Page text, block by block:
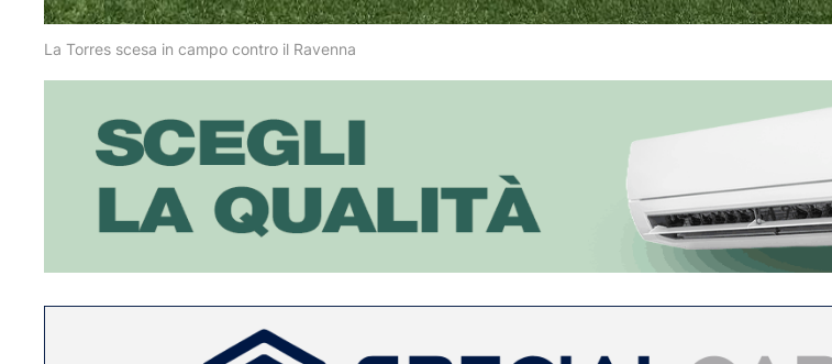
La Torres scesa in campo contro il Ravenna